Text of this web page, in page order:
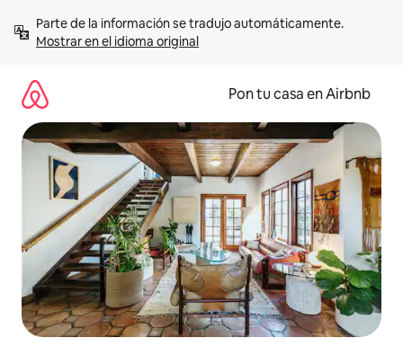
contenidoMostrar en el idioma original
Pon tu casa en Airbnb